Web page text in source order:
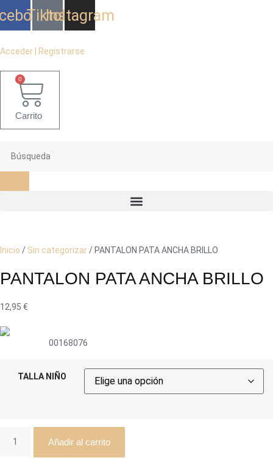
al
Tiktok
Instagram
Acceder | Registrarse
0
Carrito
Inicio / Sin categorizar/ PANTALON PATA ANCHA BRILLO
PANTALON PATA ANCHA BRILLO
12,95 €
00168076
TALLA NIÑO
PATA
Añadir al carrito